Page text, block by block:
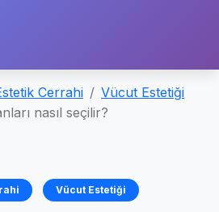
Cerrahi
Vücut Estetiği
nasıl seçilir?
Vücut Estetiği